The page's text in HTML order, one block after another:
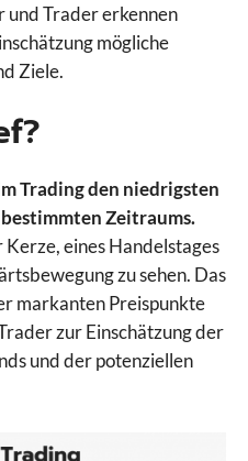
und Trader erkennen
mögliche
Ziele.
Trading den niedrigsten
Zeitraums.
Kerze, eines Handelstages
zu sehen. Das
markanten Preispunkte
zur Einschätzung der
und der potenziellen